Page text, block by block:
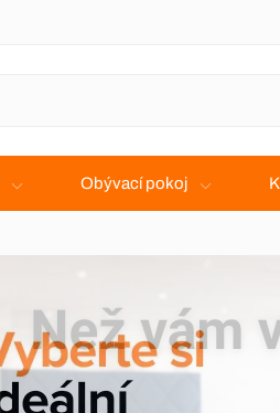
Obývací pokoj